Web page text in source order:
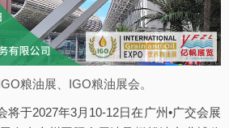
粮油展、IGO粮油展会。
将于2027年3月10-12日在广州•广交会展